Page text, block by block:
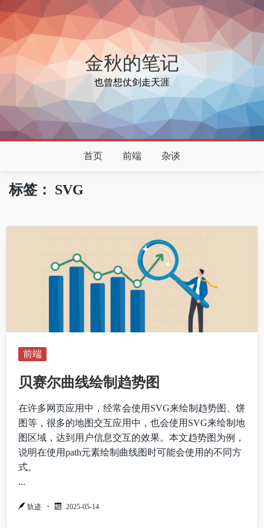
金秋的笔记
也曾想仗剑走天涯
首页 前端 杂谈
标签： SVG
前端
贝赛尔曲线绘制趋势图
在许多网页应用中，经常会使用SVG来绘制趋势图、饼
图等，很多的地图交互应用中，也会使用SVG来绘制地
图区域，达到用户信息交互的效果。本文趋势图为例，
说明在使用path元素绘制曲线图时可能会使用的不同方
式。
...
轨迹 2025-05-14